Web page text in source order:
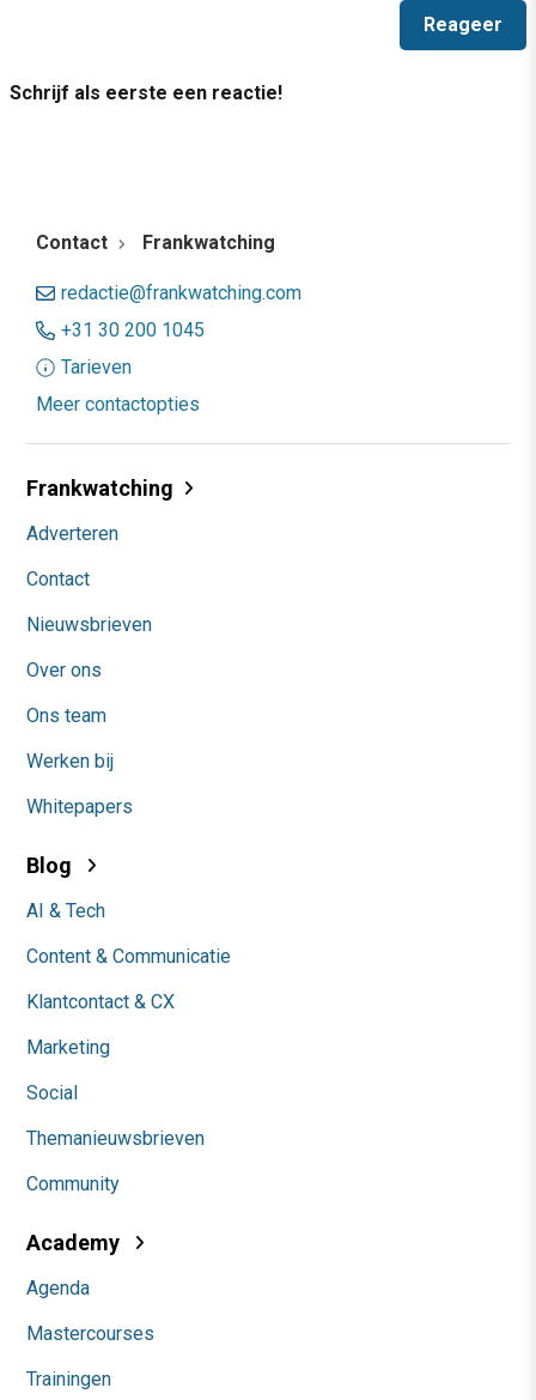
Schrijf als eerste een reactie!
Contact Frankwatching
redactie@frankwatching.com
+31 30 200 1045
Tarieven
Meer contactopties
Frankwatching
Adverteren
Contact
Nieuwsbrieven
Over ons
Ons team
Werken bij
Whitepapers
Blog
AI & Tech
Content & Communicatie
Klantcontact & CX
Marketing
Social
Themanieuwsbrieven
Community
Academy
Agenda
Mastercourses
Trainingen